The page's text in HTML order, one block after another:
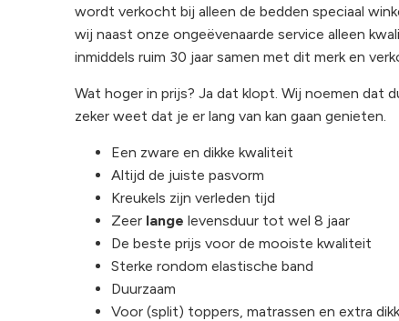
wordt verkocht bij alleen de bedden speciaal
wij naast onze ongeëvenaarde service alleen
inmiddels ruim 30 jaar samen met dit merk en
Wat hoger in prijs? Ja dat klopt. Wij noemen dat
zeker weet dat je er lang van kan gaan genieten.
Een zware en dikke kwaliteit
Altijd de juiste pasvorm
Kreukels zijn verleden tijd
Zeer lange levensduur tot wel 8 jaar
De beste prijs voor de mooiste kwaliteit
Sterke rondom elastische band
Duurzaam
Voor (split) toppers, matrassen en extra